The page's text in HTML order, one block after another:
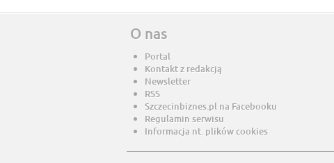
O nas
Portal
Kontakt z redakcją
Newsletter
RSS
Szczecinbiznes.pl na Facebooku
Regulamin serwisu
Informacja nt. plików cookies